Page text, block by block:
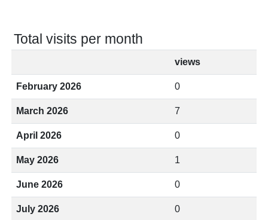
Total visits per month
views
February 2026 0
March 2026 7
April 2026 0
May 2026 1
June 2026 0
July 2026 0